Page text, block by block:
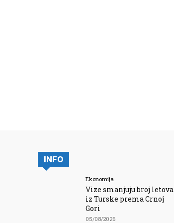
INFO
Ekonomija
Vize smanjuju broj letova
iz Turske prema Crnoj
Gori
05/08/2026